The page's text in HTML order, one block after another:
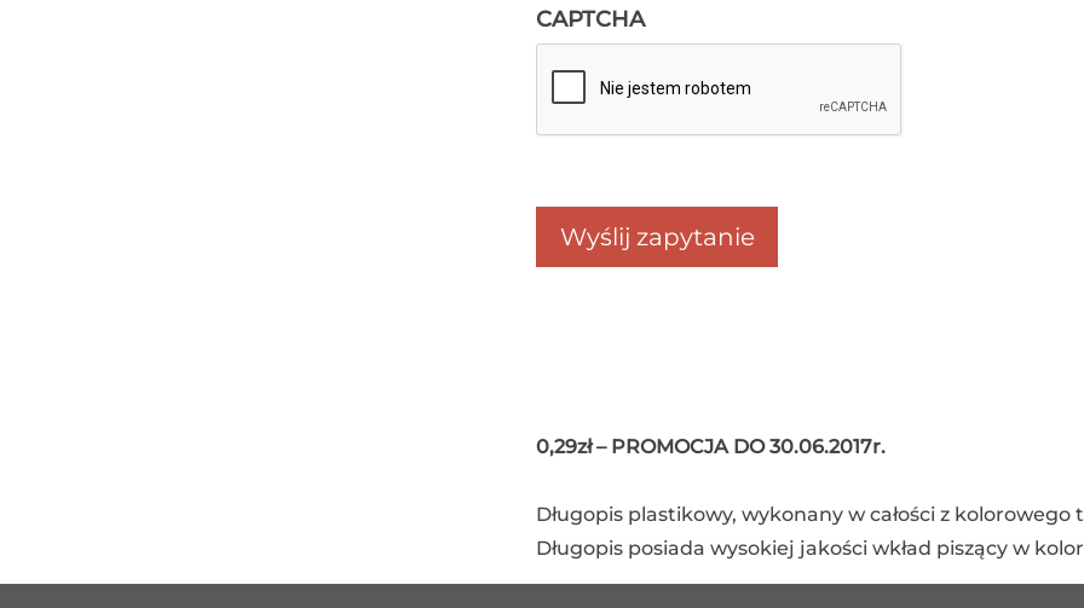
0,29zł – PROMOCJA DO 30.06.2017r.
Długopis plastikowy, wykonany w całości z kolorowego
Długopis posiada wysokiej jakości wkład piszący w
CAPTCHA